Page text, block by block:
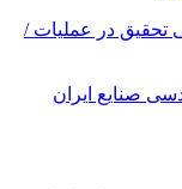
تحقیق در عملیات /
صنایع ایران